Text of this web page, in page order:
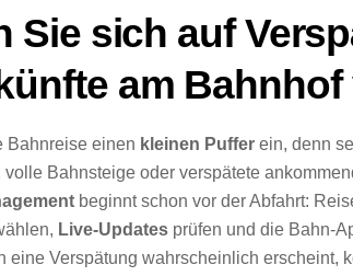
Sie sich auf
am Bahnhof
Bahnreise einen kleinen Puffer ein, denn
volle Bahnsteige oder verspätete
beginnt schon vor der Abfahrt:
Live-Updates prüfen und die Bahn-
eine Verspätung wahrscheinlich erscheint,